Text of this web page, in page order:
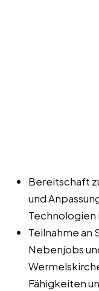
Bereitschaft
und
Technologien
Teilnahme an
Nebenjobs
Fähigkeiten